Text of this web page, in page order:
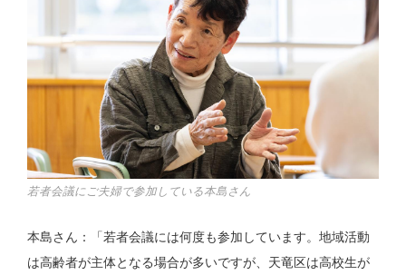
若者会議にご夫婦で参加している本島さん
本島さん：「若者会議には何度も参加しています。地域活動
は高齢者が主体となる場合が多いですが、天竜区は高校生が